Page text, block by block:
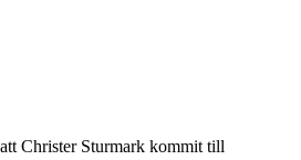
Christer Sturmark kommit till